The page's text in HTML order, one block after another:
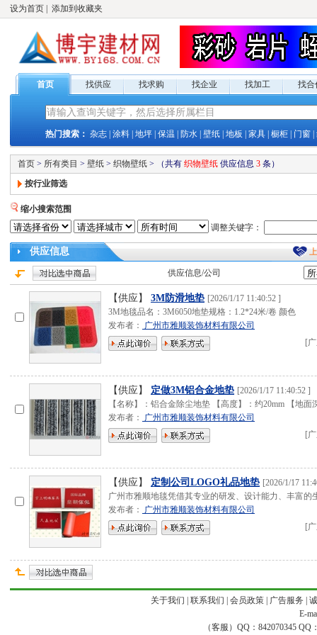
设为首页 添加到收藏夹
首页 找供应 找求购 找企业 找加工 找合
热门搜索： 杂志 涂料 地坪 保温 防水 壁纸 地板 家具 橱柜 门窗
首页 > 所有类目 > 壁纸 > 织物壁纸 > （共有 织物壁纸 供应信息 3 条）
按行业筛选
缩小搜索范围
调整关键字：
供应信息
供应信息/公司
【供应】 3M防滑地垫 [2026/1/17 11:40:52 ]
3M地毯品名：3M6050地垫规格：1.2*24米/卷 颜色
发布者：
广州市雅顺装饰材料有限公司
[
【供应】 定做3M铝合金地垫 [2026/1/17 11:40:52 ]
【名称】：铝合金除尘地垫 【高度】：约20mm 【地面
发布者：
广州市雅顺装饰材料有限公司
[
【供应】 定制公司LOGO礼品地垫 [2026/1/17
广州市雅顺地毯凭借其专业的研发、设计能力、丰富的
发布者：
广州市雅顺装饰材料有限公司
[
关于我们 联系我们 会员政策| 广告服务
E-
（客服）QQ：842070345 QQ